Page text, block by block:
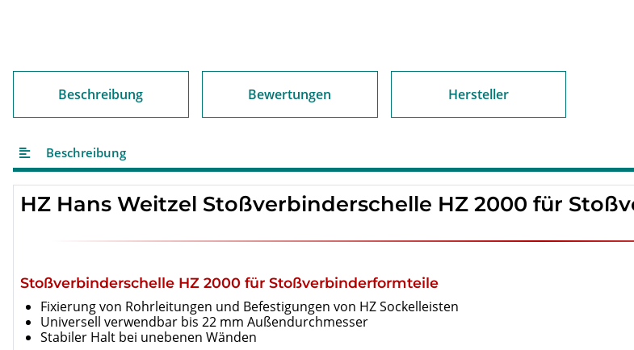
Beschreibung Bewertungen Hersteller
Beschreibung
HZ Hans Weitzel Stoßverbinderschelle HZ 2000 für
Stoßverbinderschelle HZ 2000 für Stoßverbinderformteile
Fixierung von Rohrleitungen und Befestigungen von HZ Sockelleisten
Universell verwendbar bis 22 mm Außendurchmesser
Stabiler Halt bei unebenen Wänden